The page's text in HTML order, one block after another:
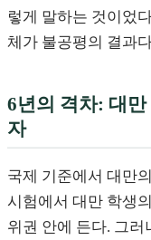
렇게 말하는 것이었
체가 불공평의 결과
6년의 격차: 대
자
국제 기준에서 대만
시험에서 대만 학생
위권 안에 든다. 그